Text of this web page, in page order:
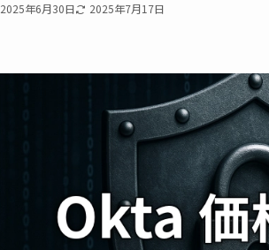
2025年6月30日 2025年7月17日